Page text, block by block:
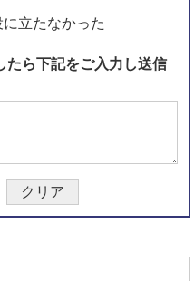
に立たなかった
たら下記をご入力し送信